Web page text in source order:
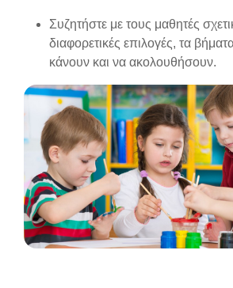
Συζητήστε με τους μαθητές
διαφορετικές επιλογές, τα
κάνουν και να ακολουθήσουν.